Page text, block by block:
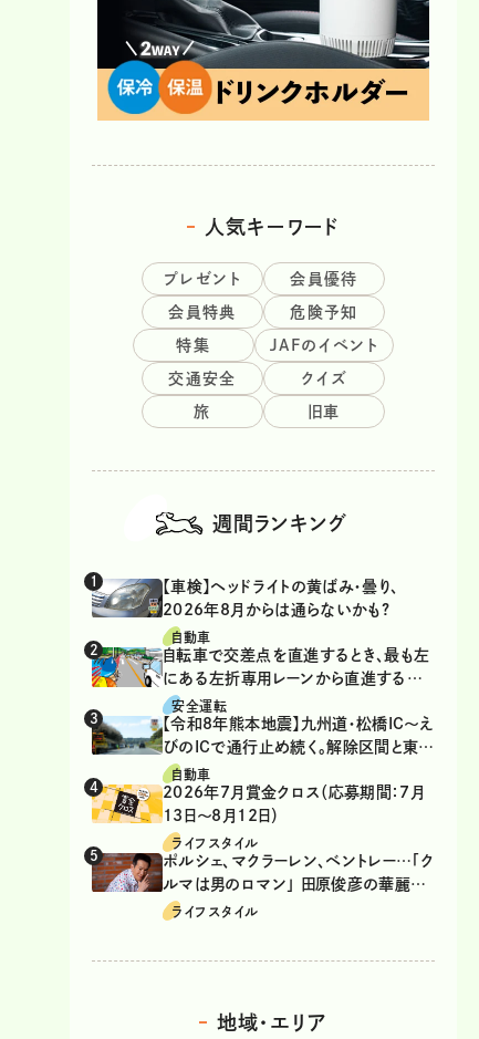
人気キーワード
プレゼント 会員優待
会員特典 危険予知
特集 JAFのイベント
交通安全 クイズ
旅 旧車
週間ランキング
【車検】ヘッドライトの黄ばみ・曇り、
2026年8月からは通らないかも?
自動車
自転車で交差点を直進するとき、最も左
にある左折専用レーンから直進するの
は、違反？
安全運転
【令和8年熊本地震】九州道・松橋IC～え
びのICで通行止め続く。解除区間と東九
州道の迂回ルート
自動車
2026年7月賞金クロス（応募期間：7月
13日～8月12日）
ライフスタイル
ポルシェ、マクラーレン、ベントレー…「ク
ルマは男のロマン」 田原俊彦の華麗な
る愛車遍歴
ライフスタイル
地域・エリア